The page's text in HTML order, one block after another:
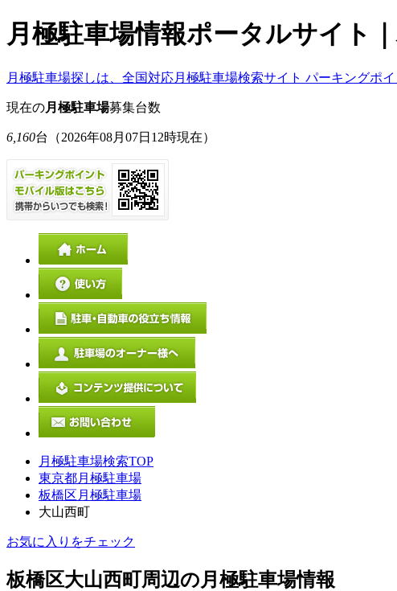
月極駐車場情報ポータルサイト
月極駐車場探しは、全国対応月極駐車場検索サイト パーキングポイ
現在の月極駐車場募集台数
6,160台 （2026年08月07日12時現在）
月極駐車場検索TOP
東京都月極駐車場
板橋区月極駐車場
大山西町
お気に入りをチェック
板橋区大山西町周辺の月極駐車場情報